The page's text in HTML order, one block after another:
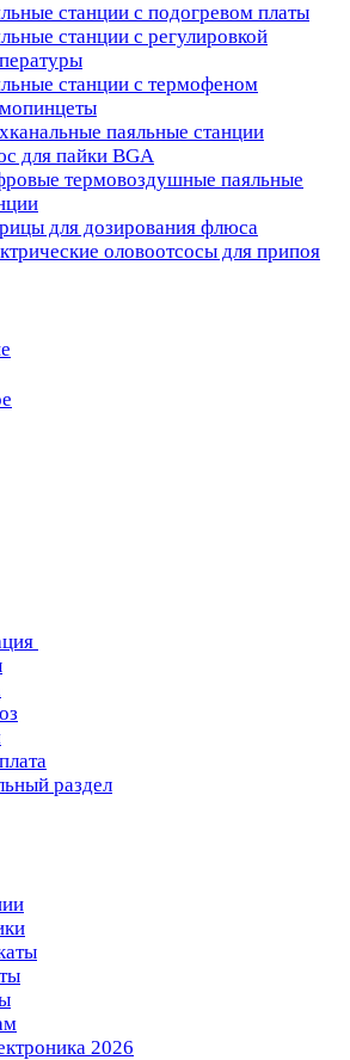
станции с подогревом платы
станции с регулировкой
станции с термофеном
паяльные станции
для пайки BGA
термовоздушные паяльные
для дозирования флюса
оловоотсосы для припоя
раздел
2026